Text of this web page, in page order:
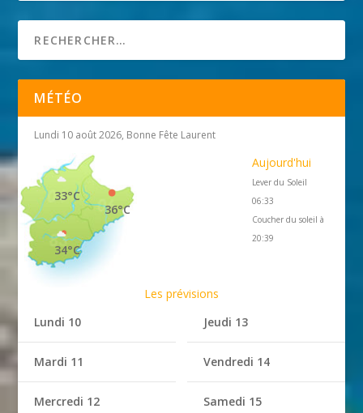
MÉTÉO
Lundi 10 août 2026, Bonne Fête Laurent
36°C
33°C
34°C
Aujourd'hui
Lever du Soleil
06:33
Coucher du soleil à
20:39
Les prévisions
Lundi 10
Mardi 11
Mercredi 12
Jeudi 13
Vendredi 14
Samedi 15